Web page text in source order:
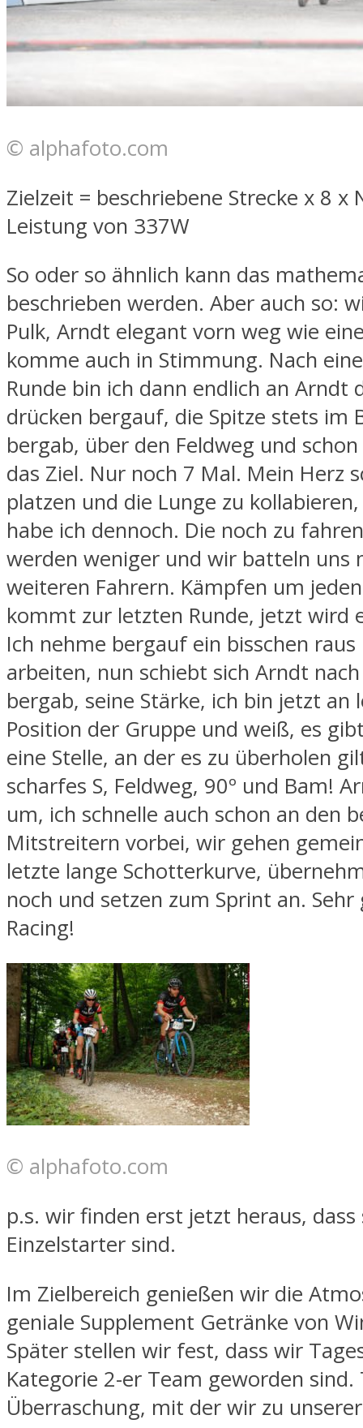
© alphafoto.com
Zielzeit = beschriebene Strecke x 8 x
Leistung von 337W
So oder so ähnlich kann das
beschrieben werden. Aber auch so:
Pulk, Arndt elegant vorn weg wie
komme auch in Stimmung. Nach
Runde bin ich dann endlich an Arndt
drücken bergauf, die Spitze stets im
bergab, über den Feldweg und
das Ziel. Nur noch 7 Mal. Mein Herz
platzen und die Lunge zu
habe ich dennoch. Die noch zu
werden weniger und wir batteln uns
weiteren Fahrern. Kämpfen um
kommt zur letzten Runde, jetzt wird
Ich nehme bergauf ein bisschen raus
arbeiten, nun schiebt sich Arndt
bergab, seine Stärke, ich bin jetzt an
Position der Gruppe und weiß, es
eine Stelle, an der es zu überholen
scharfes S, Feldweg, 90º und Bam!
um, ich schnelle auch schon an den
Mitstreitern vorbei, wir gehen
letzte lange Schotterkurve,
noch und setzen zum Sprint an. Sehr
Racing!
© alphafoto.com
p.s. wir finden erst jetzt heraus, dass
Einzelstarter sind.
Im Zielbereich genießen wir die
geniale Supplement Getränke von
Später stellen wir fest, dass wir
Kategorie 2-er Team geworden sind.
Überraschung, mit der wir zu